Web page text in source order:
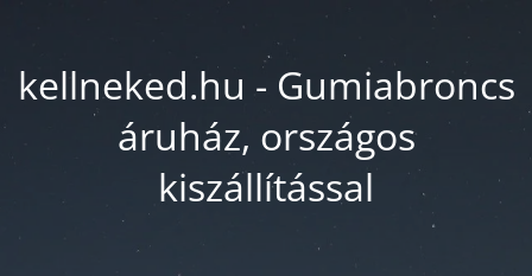
kellneked.hu - Gumiabroncs
áruház, országos
kiszállítással